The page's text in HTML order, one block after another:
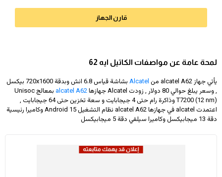
قارن الجهاز
لمحة عامة عن مواصفات الكاتيل ايه 62
يأتي جهاز alcatel A62 من Alcatel بشاشة قياس 6.8 انش وبدقة 720x1600 بيكسل
, وسعر يبلغ حوالي 80 دولار
, زودت Alcatel جهازها alcatel A62
بمعالج Unisoc
T7200 (12 nm) وذاكرة رام حتى 4 جيجابايت و سعة تخزين حتى 64 جيجابايت ,
اعتمدت alcatel في جهازها alcatel A62 نظام التشغيل Android 15 وكاميرا رئيسية
دقة 13 ميجابيكسل وكاميرا سيلفي دقة 5 ميجابيكسل